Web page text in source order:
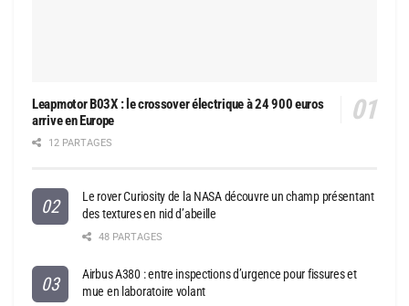
Leapmotor B03X : le crossover électrique à 24 900 euros
arrive en Europe
12 PARTAGES
Le rover Curiosity de la NASA découvre un champ présentant
des textures en nid d’abeille
48 PARTAGES
Airbus A380 : entre inspections d’urgence pour fissures et
mue en laboratoire volant